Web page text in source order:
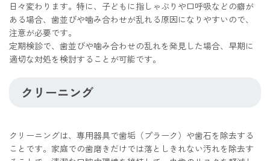
日々変わります。特に、子どもに指しゃぶりや口呼吸などの癖が
ある場合、歯並びや噛み合わせが乱れる原因になりやすいので、
注意が必要です。
定期検診で、歯並びや噛み合わせの乱れを発見した場合、早期に
適切な対処を検討することが可能です。
クリーニング
クリーニングは、専用器具で歯垢（プラーク）や歯石を除去する
ことです。家庭での歯磨きだけでは落としきれない汚れを除去す